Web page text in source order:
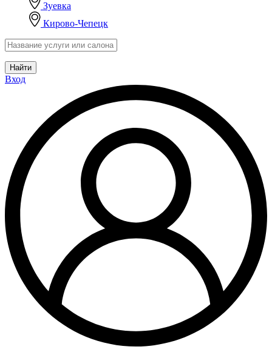
Зуевка
Кирово-Чепецк
Найти
Вход